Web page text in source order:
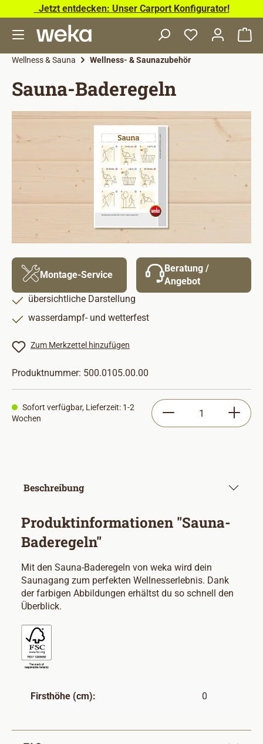
Zum Hauptinhalt springen
Jetzt entdecken: Unser Carport Konfigurator!
Wellness & Sauna Wellness- & Saunazubehör
Sauna-Baderegeln
Bildergalerie überspringen
Montage-Service
Beratung /
Angebot
übersichtliche Darstellung
wasserdampf- und wetterfest
Zum Merkzettel hinzufügen
Produktnummer: 500.0105.00.00
Sofort verfügbar, Lieferzeit: 1-2
Wochen
Produkt Anzahl:
Beschreibung
Produktinformationen "Sauna-
Baderegeln"
Mit den Sauna-Baderegeln von weka wird dein
Saunagang zum perfekten Wellnesserlebnis. Dank
der farbigen Abbildungen erhältst du so schnell den
Überblick.
Firsthöhe (cm): 0